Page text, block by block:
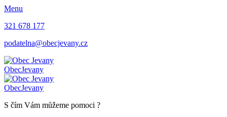
Menu
321 678 177
podatelna@obecjevany.cz
ObecJevany
ObecJevany
S čím Vám můžeme pomoci ?